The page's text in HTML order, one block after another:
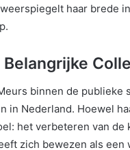
haar brede
binnen de
in Nederland. Hoewel
het verbeteren van de
zich bewezen als